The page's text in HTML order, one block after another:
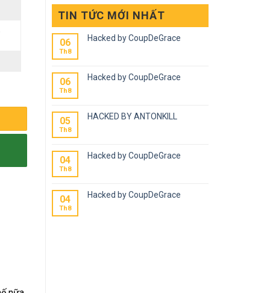
TIN TỨC MỚI NHẤT
06
Th8
Hacked by CoupDeGrace
06
Th8
Hacked by CoupDeGrace
05
Th8
HACKED BY ANTONKILL
04
Th8
Hacked by CoupDeGrace
04
Th8
Hacked by CoupDeGrace